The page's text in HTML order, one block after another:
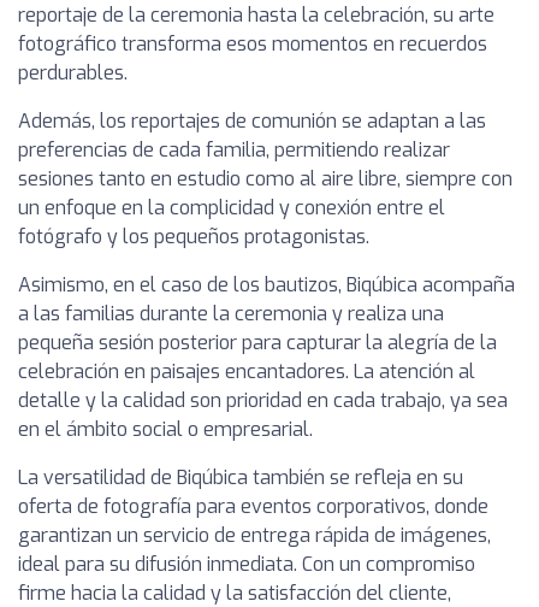
reportaje de la ceremonia hasta la celebración, su arte
fotográfico transforma esos momentos en recuerdos
perdurables.
Además, los reportajes de comunión se adaptan a las
preferencias de cada familia, permitiendo realizar
sesiones tanto en estudio como al aire libre, siempre con
un enfoque en la complicidad y conexión entre el
fotógrafo y los pequeños protagonistas.
Asimismo, en el caso de los bautizos, Biqúbica acompaña
a las familias durante la ceremonia y realiza una
pequeña sesión posterior para capturar la alegría de la
celebración en paisajes encantadores. La atención al
detalle y la calidad son prioridad en cada trabajo, ya sea
en el ámbito social o empresarial.
La versatilidad de Biqúbica también se refleja en su
oferta de fotografía para eventos corporativos, donde
garantizan un servicio de entrega rápida de imágenes,
ideal para su difusión inmediata. Con un compromiso
firme hacia la calidad y la satisfacción del cliente,